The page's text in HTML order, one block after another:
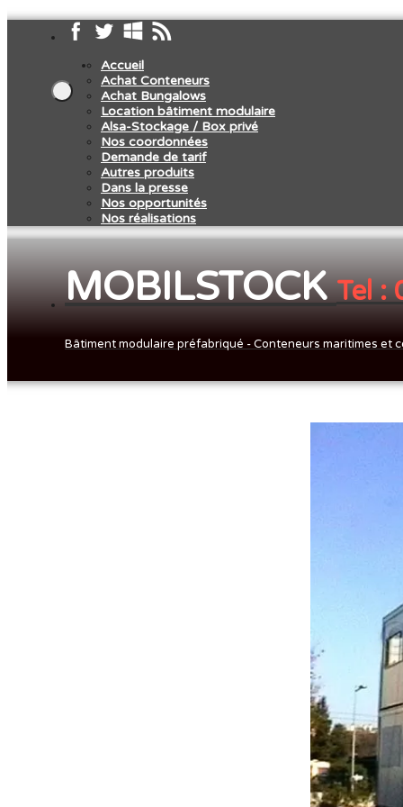
Accueil
Achat Conteneurs
Achat Bungalows
Location bâtiment modulaire
Alsa-Stockage / Box privé
Nos coordonnées
Demande de tarif
Autres produits
Dans la presse
Nos opportunités
Nos réalisations
MOBILSTOCKTel :
Bâtiment modulaire préfabriqué - Conteneurs maritimes et